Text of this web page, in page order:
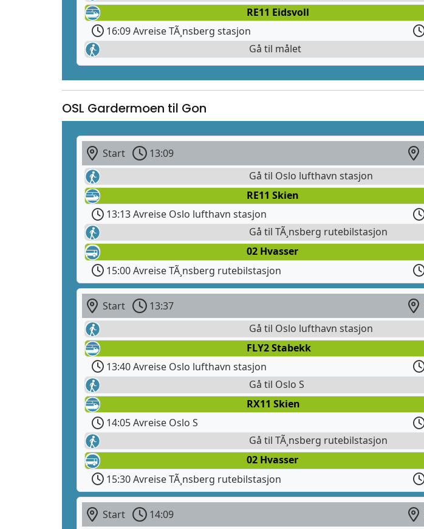
RE11 Eidsvoll
16:09 Avreise TÃ¸nsberg stasjon
Gå til målet
OSL Gardermoen til Gon
Start 13:09
Gå til Oslo lufthavn stasjon
RE11 Skien
13:13 Avreise Oslo lufthavn stasjon
Gå til TÃ¸nsberg rutebilstasjon
02 Hvasser
15:00 Avreise TÃ¸nsberg rutebilstasjon
Start 13:37
Gå til Oslo lufthavn stasjon
FLY2 Stabekk
13:40 Avreise Oslo lufthavn stasjon
Gå til Oslo S
RX11 Skien
14:05 Avreise Oslo S
Gå til TÃ¸nsberg rutebilstasjon
02 Hvasser
15:30 Avreise TÃ¸nsberg rutebilstasjon
Start 14:09